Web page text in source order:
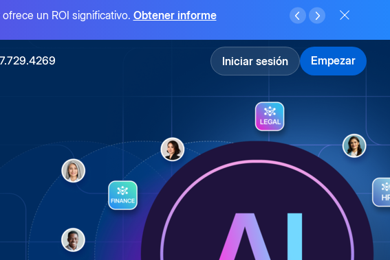
un ROI significativo. Obtener informe
Iniciar sesión Empezar